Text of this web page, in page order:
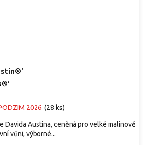
2026 (28 ks)
Davida Austina, ceněná pro velké malinově
vůni, výborné...